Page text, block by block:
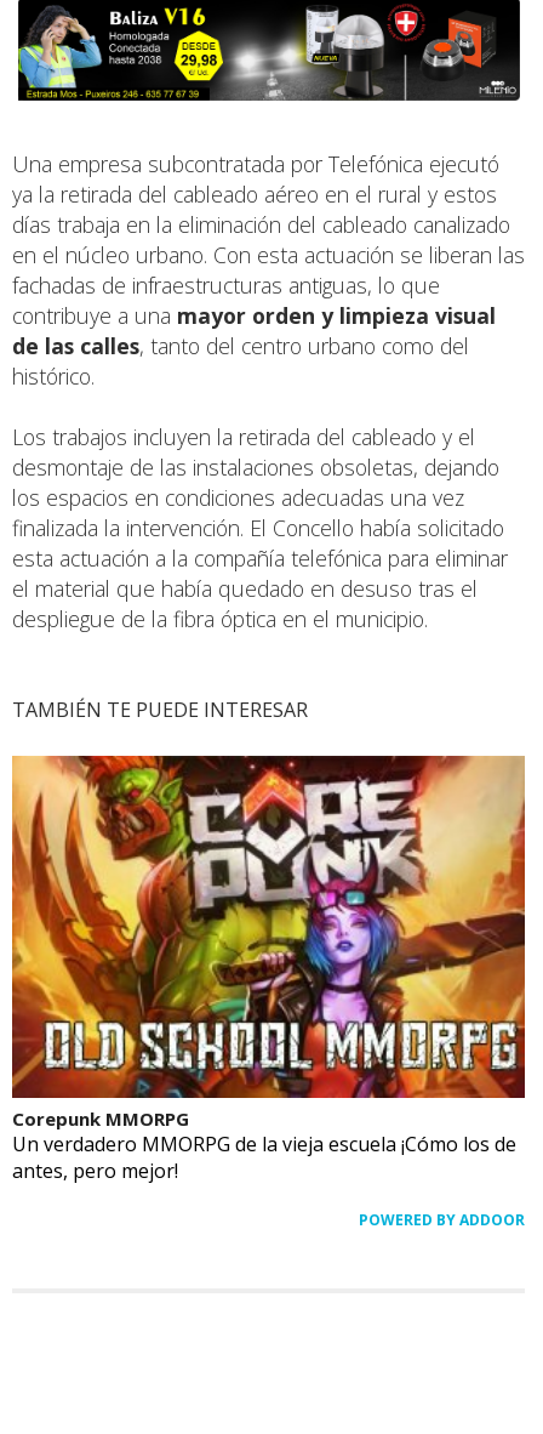
Una empresa subcontratada por Telefónica ejecutó
ya la retirada del cableado aéreo en el rural y estos
días trabaja en la eliminación del cableado canalizado
en el núcleo urbano. Con esta actuación se liberan las
fachadas de infraestructuras antiguas, lo que
contribuye a una mayor orden y limpieza visual
de las calles, tanto del centro urbano como del
histórico.
Los trabajos incluyen la retirada del cableado y el
desmontaje de las instalaciones obsoletas, dejando
los espacios en condiciones adecuadas una vez
finalizada la intervención. El Concello había solicitado
esta actuación a la compañía telefónica para eliminar
el material que había quedado en desuso tras el
despliegue de la fibra óptica en el municipio.
TAMBIÉN TE PUEDE INTERESAR
Corepunk MMORPG
Un verdadero MMORPG de la vieja escuela ¡Cómo los de
antes, pero mejor!
POWERED BY ADDOOR